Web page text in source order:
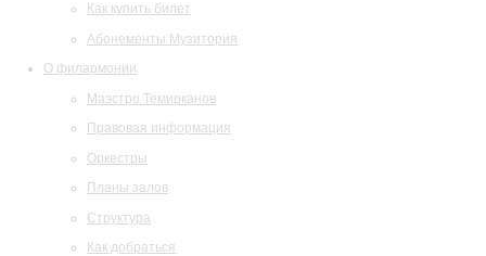
Как купить билет
Абонементы Музитория
О филармонии
Маэстро Темирканов
Правовая информация
Оркестры
Планы залов
Структура
Как добраться